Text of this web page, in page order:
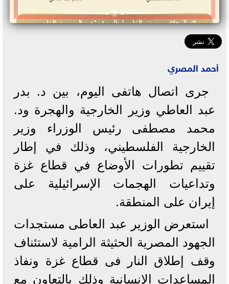
أحمد المصري
جرى اتصال هاتفى اليوم، بين د. بدر
عبد العاطي وزير الخارجية والهجرة ود.
محمد مصطفى رئيس الوزراء وزير
الخارجية الفلسطيني، وذلك في إطار
تقييم تطورات الأوضاع في قطاع غزة
وتداعيات الهجمات الإسرائيلية على
إيران على المنطقة.
استعرض الوزير عبد العاطى مستجدات
الجهود المصرية الحثيثة الرامية لاستئناف
وقف إطلاق النار فى قطاع غزة ونفاذ
المساعدات الإنسانية وذلك بالتعاون مع